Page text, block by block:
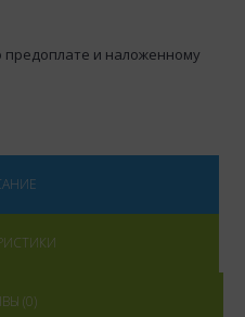
предоплате и наложенному
(0)